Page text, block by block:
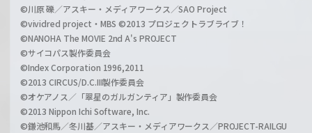
©川原 礫／アスキー・メディアワークス／SAO Project
©vividred project・MBS ©2013 プロジェクトラブライブ！
©NANOHA The MOVIE 2nd A's PROJECT
©サイコパス製作委員会
©Index Corporation 1996,2011
©2013 CIRCUS/D.C.III製作委員会
©オケアノス／「翠星のガルガンティア」製作委員会
©2013 Nippon Ichi Software, Inc.
©鎌池和馬／冬川基／アスキー・メディアワークス／PROJECT-RAILGU